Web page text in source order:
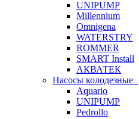
UNIPUMP
Millennium
Omnigena
WATERSTRY
ROMMER
SMART Install
АКВАТЕК
Насосы колодезные
Aquario
UNIPUMP
Pedrollo